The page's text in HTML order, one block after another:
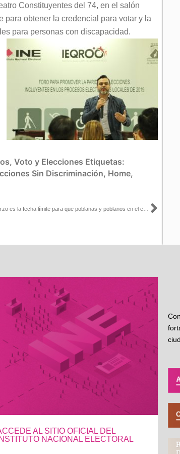
Constituyentes del 74, en el salón
para obtener la credencial para votar y la
para personas con discapacidad.
, Voto y Elecciones Etiquetas:
Sin Discriminación, Home,
AL SITIO OFICIAL DEL
INSTITUTO NACIONAL ELECTORAL